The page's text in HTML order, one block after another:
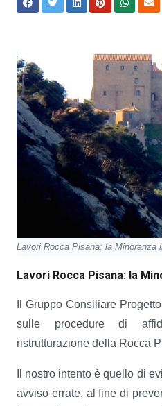
Lavori Rocca Pisana: la Minoranza
Lavori Rocca Pisana: la
Il Gruppo Consiliare
sulle procedure di
ristrutturazione della Rocca
Il nostro intento è quello di
avviso errate, al fine di